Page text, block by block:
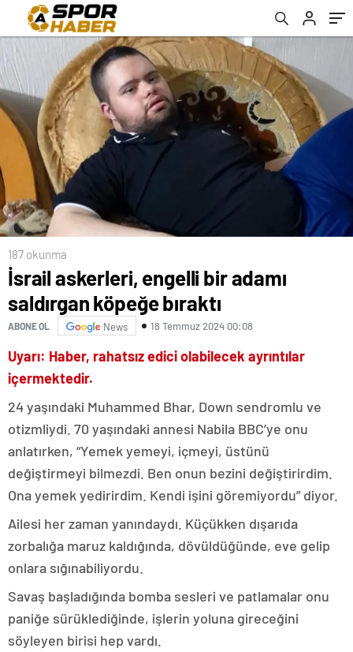
187 okunma
İsrail askerleri, engelli bir adamı
saldırgan köpeğe bıraktı
ABONE OL News 18 Temmuz 2024 00:08
Uyarı: Haber, rahatsız edici olabilecek ayrıntılar
içermektedir.
24 yaşındaki Muhammed Bhar, Down sendromlu ve
otizmliydi. 70 yaşındaki annesi Nabila BBC’ye onu
anlatırken, “Yemek yemeyi, içmeyi, üstünü
değiştirmeyi bilmezdi. Ben onun bezini değiştirirdim.
Ona yemek yedirirdim. Kendi işini göremiyordu” diyor.
Ailesi her zaman yanındaydı. Küçükken dışarıda
zorbalığa maruz kaldığında, dövüldüğünde, eve gelip
onlara sığınabiliyordu.
Savaş başladığında bomba sesleri ve patlamalar onu
paniğe sürüklediğinde, işlerin yoluna gireceğini
söyleyen birisi hep vardı.